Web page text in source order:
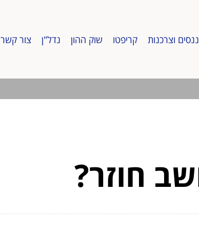
וצרכנות קריפטו שוק ההון נדל"ן צור קשר
חוזר?